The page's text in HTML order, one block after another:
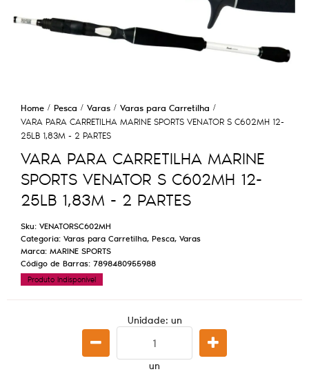
Home Pesca Varas
Varas para Carretilha
VARA PARA CARRETILHA MARINE SPORTS VENATOR S C602MH 12-
25LB 1,83M - 2 PARTES
VARA PARA CARRETILHA MARINE
SPORTS VENATOR S C602MH 12-
25LB 1,83M - 2 PARTES
Sku: VENATORSC602MH
Categoria: Varas para Carretilha, Pesca, Varas
Marca: MARINE SPORTS
Código de Barras: 7898480955988
Produto Indisponível
Unidade: un
un